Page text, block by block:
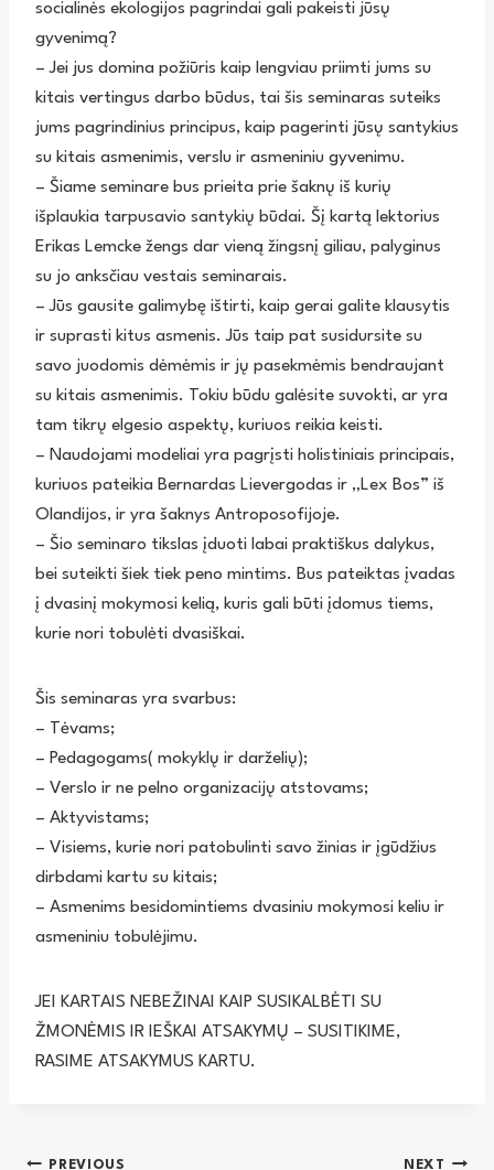
socialinės ekologijos pagrindai gali pakeisti jūsų
gyvenimą?
– Jei jus domina požiūris kaip lengviau priimti jums su
kitais vertingus darbo būdus, tai šis seminaras suteiks
jums pagrindinius principus, kaip pagerinti jūsų santykius
su kitais asmenimis, verslu ir asmeniniu gyvenimu.
– Šiame seminare bus prieita prie šaknų iš kurių
išplaukia tarpusavio santykių būdai. Šį kartą lektorius
Erikas Lemcke žengs dar vieną žingsnį giliau, palyginus
su jo anksčiau vestais seminarais.
– Jūs gausite galimybę ištirti, kaip gerai galite klausytis
ir suprasti kitus asmenis. Jūs taip pat susidursite su
savo juodomis dėmėmis ir jų pasekmėmis bendraujant
su kitais asmenimis. Tokiu būdu galėsite suvokti, ar yra
tam tikrų elgesio aspektų, kuriuos reikia keisti.
– Naudojami modeliai yra pagrįsti holistiniais principais,
kuriuos pateikia Bernardas Lievergodas ir „Lex Bos” iš
Olandijos, ir yra šaknys Antroposofijoje.
– Šio seminaro tikslas įduoti labai praktiškus dalykus,
bei suteikti šiek tiek peno mintims. Bus pateiktas įvadas
į dvasinį mokymosi kelią, kuris gali būti įdomus tiems,
kurie nori tobulėti dvasiškai.
Šis seminaras yra svarbus:
– Tėvams;
– Pedagogams( mokyklų ir darželių);
– Verslo ir ne pelno organizacijų atstovams;
– Aktyvistams;
– Visiems, kurie nori patobulinti savo žinias ir įgūdžius
dirbdami kartu su kitais;
– Asmenims besidomintiems dvasiniu mokymosi keliu ir
asmeniniu tobulėjimu.
JEI KARTAIS NEBEŽINAI KAIP SUSIKALBĖTI SU
ŽMONĖMIS IR IEŠKAI ATSAKYMŲ – SUSITIKIME,
RASIME ATSAKYMUS KARTU.
PREVIOUS NEXT